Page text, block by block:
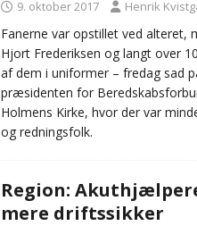
9. oktober 2017 Henrik
Fanerne var opstillet ved alteret,
Hjort Frederiksen og langt over
af dem i uniformer – fredag sad
præsidenten for
Holmens Kirke, hvor der var
og redningsfolk.
Region:
mere driftssikker